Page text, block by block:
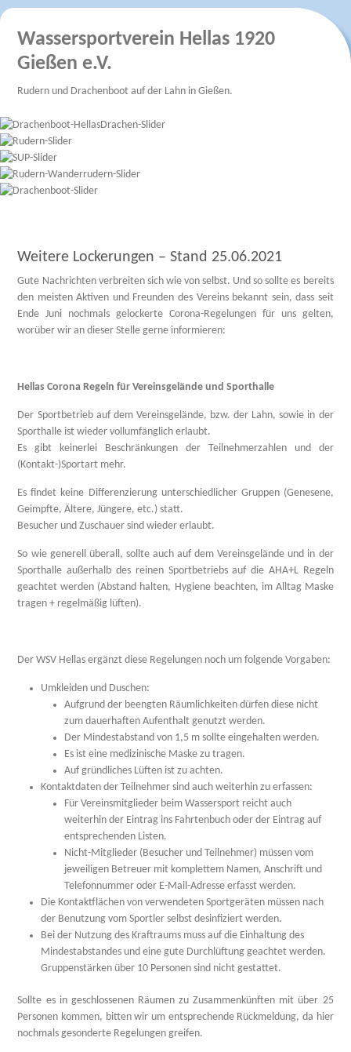
Wassersportverein Hellas 1920
Gießen e.V.
Rudern und Drachenboot auf der Lahn in Gießen.
Weitere Lockerungen – Stand 25.06.2021
Gute Nachrichten verbreiten sich wie von selbst. Und so sollte es bereits
den meisten Aktiven und Freunden des Vereins bekannt sein, dass seit
Ende Juni nochmals gelockerte Corona-Regelungen für uns gelten,
worüber wir an dieser Stelle gerne informieren:
Hellas Corona Regeln für Vereinsgelände und Sporthalle
Der Sportbetrieb auf dem Vereinsgelände, bzw. der Lahn, sowie in der
Sporthalle ist wieder vollumfänglich erlaubt.
Es gibt keinerlei Beschränkungen der Teilnehmerzahlen und der
(Kontakt-)Sportart mehr.
Es findet keine Differenzierung unterschiedlicher Gruppen (Genesene,
Geimpfte, Ältere, Jüngere, etc.) statt.
Besucher und Zuschauer sind wieder erlaubt.
So wie generell überall, sollte auch auf dem Vereinsgelände und in der
Sporthalle außerhalb des reinen Sportbetriebs auf die AHA+L Regeln
geachtet werden (Abstand halten, Hygiene beachten, im Alltag Maske
tragen + regelmäßig lüften).
Der WSV Hellas ergänzt diese Regelungen noch um folgende Vorgaben:
Umkleiden und Duschen:
Aufgrund der beengten Räumlichkeiten dürfen diese nicht
zum dauerhaften Aufenthalt genutzt werden.
Der Mindestabstand von 1,5 m sollte eingehalten werden.
Es ist eine medizinische Maske zu tragen.
Auf gründliches Lüften ist zu achten.
Kontaktdaten der Teilnehmer sind auch weiterhin zu erfassen:
Für Vereinsmitglieder beim Wassersport reicht auch
weiterhin der Eintrag ins Fahrtenbuch oder der Eintrag auf
entsprechenden Listen.
Nicht-Mitglieder (Besucher und Teilnehmer) müssen vom
jeweiligen Betreuer mit komplettem Namen, Anschrift und
Telefonnummer oder E-Mail-Adresse erfasst werden.
Die Kontaktflächen von verwendeten Sportgeräten müssen nach
der Benutzung vom Sportler selbst desinfiziert werden.
Bei der Nutzung des Kraftraums muss auf die Einhaltung des
Mindestabstandes und eine gute Durchlüftung geachtet werden.
Gruppenstärken über 10 Personen sind nicht gestattet.
Sollte es in geschlossenen Räumen zu Zusammenkünften mit über 25
Personen kommen, bitten wir um entsprechende Rückmeldung, da hier
nochmals gesonderte Regelungen greifen.